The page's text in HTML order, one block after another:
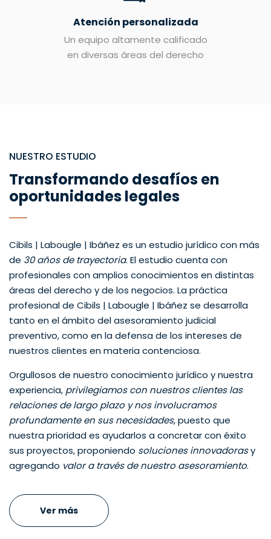
Atención personalizada
Un equipo altamente calificado
en diversas áreas del derecho
NUESTRO ESTUDIO
Transformando desafíos en
oportunidades legales
Cibils | Labougle | Ibáñez es un estudio jurídico con más
de 30 años de trayectoria. El estudio cuenta con
profesionales con amplios conocimientos en distintas
áreas del derecho y de los negocios. La práctica
profesional de Cibils | Labougle | Ibáñez se desarrolla
tanto en el ámbito del asesoramiento judicial
preventivo, como en la defensa de los intereses de
nuestros clientes en materia contenciosa.
Orgullosos de nuestro conocimiento jurídico y nuestra
experiencia, privilegiamos con nuestros clientes las
relaciones de largo plazo y nos involucramos
profundamente en sus necesidades, puesto que
nuestra prioridad es ayudarlos a concretar con éxito
sus proyectos, proponiendo soluciones innovadorasy
agregando valor a través de nuestro asesoramiento.
Ver más